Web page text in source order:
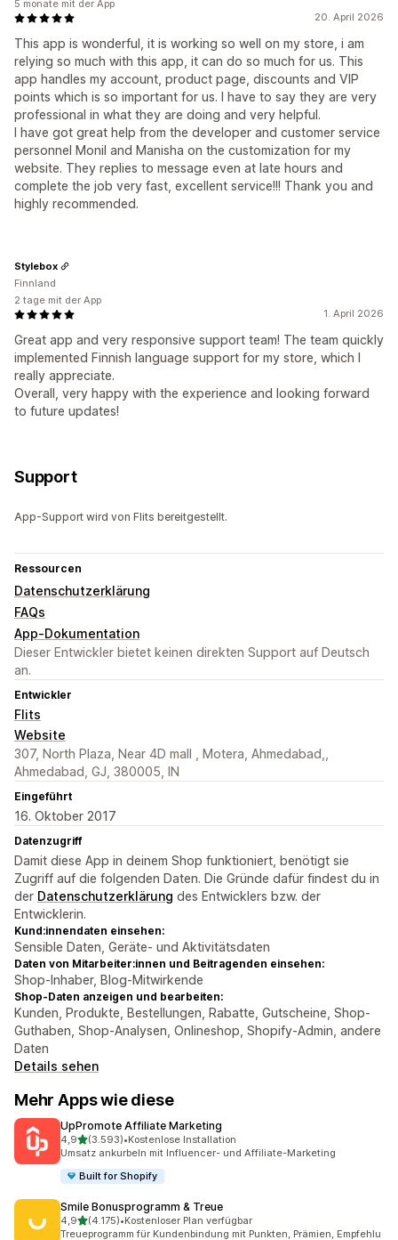
20. April 2026
This app is wonderful, it is working so well on my store, i am
relying so much with this app, it can do so much for us. This
app handles my account, product page, discounts and VIP
points which is so important for us. I have to say they are very
professional in what they are doing and very helpful.
I have got great help from the developer and customer service
personnel Monil and Manisha on the customization for my
website. They replies to message even at late hours and
complete the job very fast, excellent service!!! Thank you and
highly recommended.
5 monate mit der App
1. April 2026
Great app and very responsive support team! The team quickly
implemented Finnish language support for my store, which I
really appreciate.
Overall, very happy with the experience and looking forward
to future updates!
Stylebox
Finnland
2 tage mit der App
Support
App-Support wird von Flits bereitgestellt.
Ressourcen
Datenschutzerklärung
FAQs
App-Dokumentation
Dieser Entwickler bietet keinen direkten Support auf Deutsch
an.
Entwickler
Flits
Website
307, North Plaza, Near 4D mall , Motera, Ahmedabad,,
Ahmedabad, GJ, 380005, IN
Eingeführt
16. Oktober 2017
Datenzugriff
Damit diese App in deinem Shop funktioniert, benötigt sie
Zugriff auf die folgenden Daten. Die Gründe dafür findest du in
der Datenschutzerklärung des Entwicklers bzw. der
Entwicklerin.
Kund:innendaten einsehen:
Sensible Daten, Geräte- und Aktivitätsdaten
Daten von Mitarbeiter:innen und Beitragenden einsehen:
Shop-Inhaber, Blog-Mitwirkende
Shop-Daten anzeigen und bearbeiten:
Kunden, Produkte, Bestellungen, Rabatte, Gutscheine, Shop-
Guthaben, Shop-Analysen, Onlineshop, Shopify-Admin, andere
Daten
Details sehen
Mehr Apps wie diese
UpPromote Affiliate Marketing
4,9von 5 Sternen
(3.593)
3593 Rezensionen insgesamt
•Kostenlose Installation
Umsatz ankurbeln mit Influencer- und Affiliate-Marketing
Built for Shopify
Smile Bonusprogramm & Treue
4,9von 5 Sternen
(4.175)
4175 Rezensionen insgesamt
•Kostenloser Plan verfügbar
Treueprogramm für Kundenbindung mit Punkten, Prämien, Empfehlu